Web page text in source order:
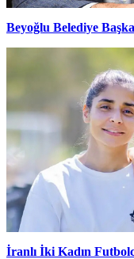
Beyoğlu Belediye
İranlı İki Kadın